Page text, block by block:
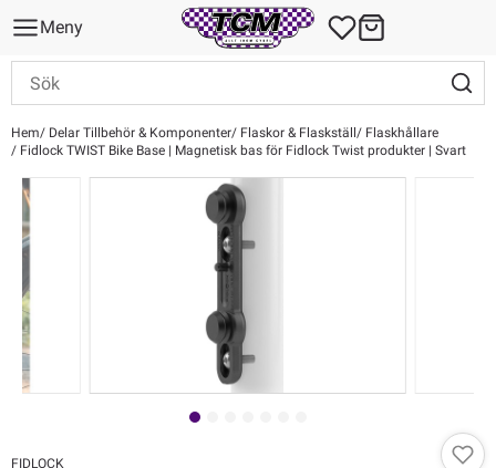
Meny
Hem Delar Tillbehör & Komponenter Flaskor & Flaskställ
Flaskhållare
Fidlock TWIST Bike Base | Magnetisk bas för Fidlock Twist produkter | Svart
FIDLOCK